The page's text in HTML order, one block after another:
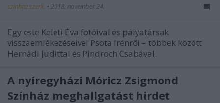
szinhaz szerk. • 2018. november 24.
Egy este Keleti Éva fotóival és pályatársak
visszaemlékezéseivel Psota Irénről – többek között
Hernádi Judittal és Pindroch Csabával.
A nyíregyházi Móricz Zsigmond
Színház meghallgatást hirdet